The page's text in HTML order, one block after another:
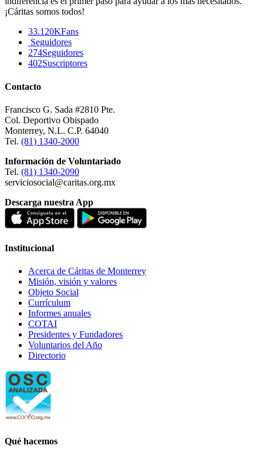
¡Cáritas somos todos!
33.120KFans
Seguidores
274Seguidores
402Suscriptores
Contacto
Francisco G. Sada #2810 Pte.
Col. Deportivo Obispado
Monterrey, N.L. C.P. 64040
Tel. (81) 1340-2000
Información de Voluntariado
Tel. (81) 1340-2090
serviciosocial@caritas.org.mx
Descarga nuestra App
Institucional
Acerca de Cáritas de Monterrey
Misión, visión y valores
Objeto Social
Currículum
Informes anuales
COTAI
Presidentes y Fundadores
Voluntarios del Año
Directorio
Qué hacemos